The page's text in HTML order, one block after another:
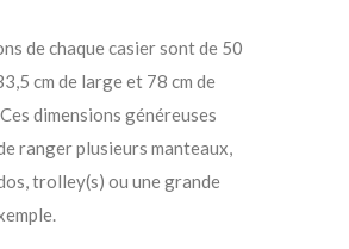
de chaque casier sont de 50
cm de large et 78 cm de
dimensions généreuses
ranger plusieurs manteaux,
trolley(s) ou une grande